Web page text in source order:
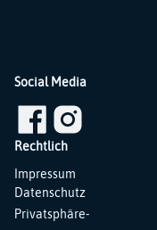
Social Media
Rechtlich
Navigation
überspringen
Impressum
Datenschutz
Privatsphäre-